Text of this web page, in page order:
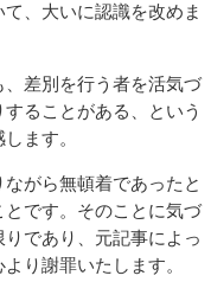
、大いに認識を改めま
差別を行う者を活気づ
ることがある、という
ます。
がら無頓着であったと
です。そのことに気づ
であり、元記事によっ
り謝罪いたします。